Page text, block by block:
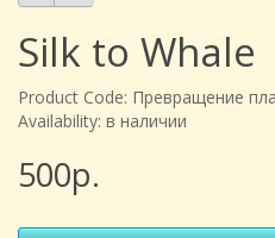
Silk to Whale
Product Code: Превращение
Availability: в наличии
500р.